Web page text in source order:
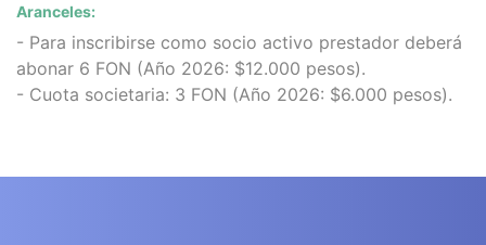
Aranceles:
- Para inscribirse como socio activo prestador deberá
abonar 6 FON (Año 2026: $12.000 pesos).
- Cuota societaria: 3 FON (Año 2026: $6.000 pesos).